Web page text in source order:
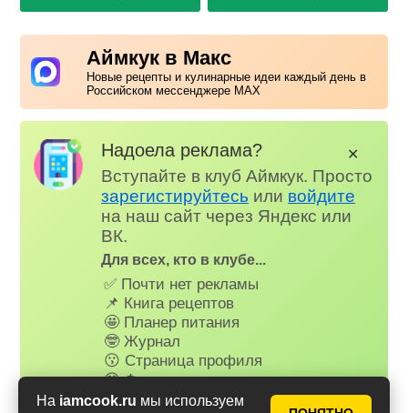
На iamcook.ru мы используем
Аймкук в Макс
Новые рецепты и кулинарные идеи каждый день в
Российском мессенджере MAX
Надоела реклама?
Вступайте в клуб Аймкук. Просто
зарегистируйтесь или войдите
на наш сайт через Яндекс или
ВК.
Для всех, кто в клубе...
✅ Почти нет рекламы
📌 Книга рецептов
🤩 Планер питания
🤓 Журнал
😗 Страница профиля
😋 Фотоотчеты
😃 Комментарии
✕